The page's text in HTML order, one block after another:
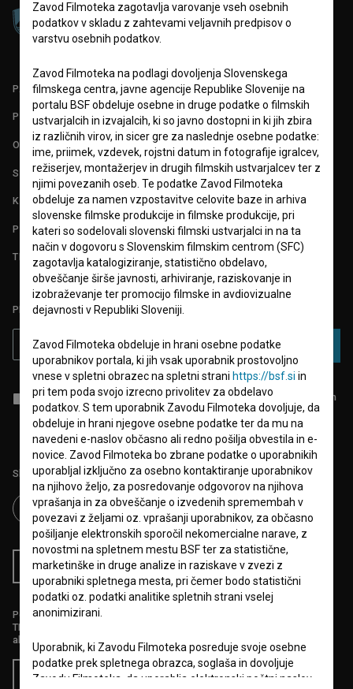
PARTNERJI
POGOJI UPORABE
O PROJEKTU
STATISTIKA
KONTAKT
POGOSTA VPRAŠANJA
TEST FUNKCIONALNOSTI
PRIJAVITE SE NA BSF NOVIČNIK:
PRIJAVA
Sprejemamsplošne pogoje in dajemsoglasjeza zbiranje, hrambo in
obdelavo osebnih podatkov.
Sledite nam na:
RSS novice RSS dogodki
Podprite nas z donacijo na
TRR: SI56 6100 0001 5706 684,
ali s kreditno kartico:
Doniraj
Zavod Filmoteka zagotavlja varovanje vseh osebnih
podatkov v skladu z zahtevami veljavnih predpisov o
varstvu osebnih podatkov.
Zavod Filmoteka na podlagi dovoljenja Slovenskega
filmskega centra, javne agencije Republike Slovenije na
portalu BSF obdeluje osebne in druge podatke o filmskih
ustvarjalcih in izvajalcih, ki so javno dostopni in ki jih zbira
iz različnih virov, in sicer gre za naslednje osebne podatke:
ime, priimek, vzdevek, rojstni datum in fotografije igralcev,
režiserjev, montažerjev in drugih filmskih ustvarjalcev ter z
njimi povezanih oseb. Te podatke Zavod Filmoteka
obdeluje za namen vzpostavitve celovite baze in arhiva
slovenske filmske produkcije in filmske produkcije, pri
kateri so sodelovali slovenski filmski ustvarjalci in na ta
način v dogovoru s Slovenskim filmskim centrom (SFC)
zagotavlja katalogiziranje, statistično obdelavo,
obveščanje širše javnosti, arhiviranje, raziskovanje in
izobraževanje ter promocijo filmske in avdiovizualne
dejavnosti v Republiki Sloveniji.
Zavod Filmoteka obdeluje in hrani osebne podatke
uporabnikov portala, ki jih vsak uporabnik prostovoljno
vnese v spletni obrazec na spletni strani https://bsf.si in
pri tem poda svojo izrecno privolitev za obdelavo
podatkov. S tem uporabnik Zavodu Filmoteka dovoljuje, da
obdeluje in hrani njegove osebne podatke ter da mu na
navedeni e-naslov občasno ali redno pošilja obvestila in e-
novice. Zavod Filmoteka bo zbrane podatke o uporabnikih
uporabljal izključno za osebno kontaktiranje uporabnikov
na njihovo željo, za posredovanje odgovorov na njihova
vprašanja in za obveščanje o izvedenih spremembah v
povezavi z željami oz. vprašanji uporabnikov, za občasno
pošiljanje elektronskih sporočil nekomercialne narave, z
novostmi na spletnem mestu BSF ter za statistične,
marketinške in druge analize in raziskave v zvezi z
uporabniki spletnega mesta, pri čemer bodo statistični
podatki oz. podatki analitike spletnih strani vselej
anonimizirani.
Uporabnik, ki Zavodu Filmoteka posreduje svoje osebne
podatke prek spletnega obrazca, soglaša in dovoljuje
Zavodu Filmoteka, da uporablja elektronski poštni naslov